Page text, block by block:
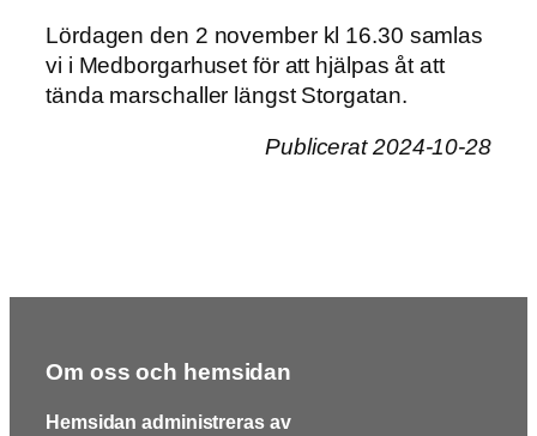
Lördagen den 2 november kl 16.30 samlas
vi i Medborgarhuset för att hjälpas åt att
tända marschaller längst Storgatan.
Publicerat 2024-10-28
Om oss och hemsidan
Hemsidan administreras av